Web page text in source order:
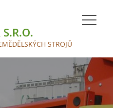
STROJŮ